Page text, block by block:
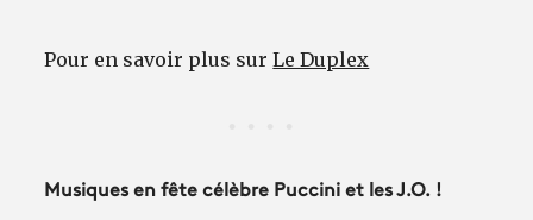
Pour en savoir plus surLe Duplex
Musiques en fête célèbre Puccini et les J.O. !